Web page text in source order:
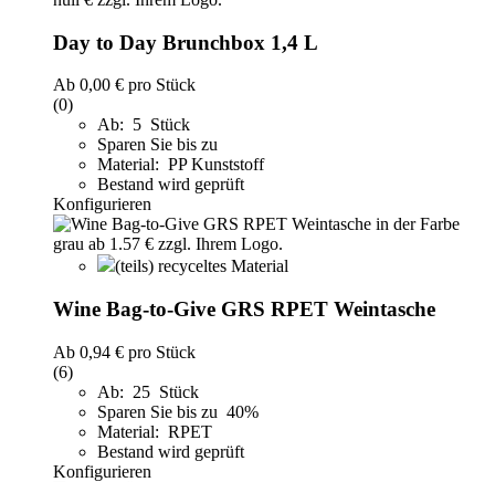
Day to Day Brunchbox 1,4 L
Ab 0,00 € pro Stück
(0)
Ab: 5 Stück
Sparen Sie bis zu
Material: PP Kunststoff
Bestand wird geprüft
Konfigurieren
(teils) recyceltes Material
Wine Bag-to-Give GRS RPET Weintasche
Ab 0,94 € pro Stück
(6)
Ab: 25 Stück
Sparen Sie bis zu 40%
Material: RPET
Bestand wird geprüft
Konfigurieren